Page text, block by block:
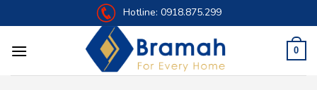
to
Hotline: 0918.875.299
0